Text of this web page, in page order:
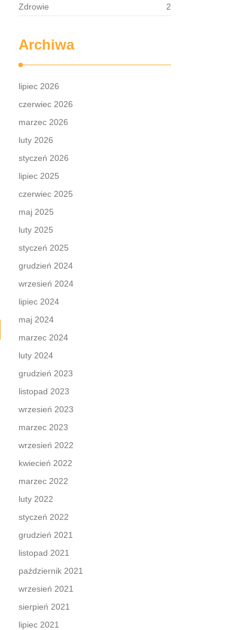
Zdrowie
2
Archiwa
lipiec 2026
czerwiec 2026
marzec 2026
luty 2026
styczeń 2026
lipiec 2025
czerwiec 2025
maj 2025
luty 2025
styczeń 2025
grudzień 2024
wrzesień 2024
lipiec 2024
maj 2024
marzec 2024
luty 2024
grudzień 2023
listopad 2023
wrzesień 2023
marzec 2023
wrzesień 2022
kwiecień 2022
marzec 2022
luty 2022
styczeń 2022
grudzień 2021
listopad 2021
październik 2021
wrzesień 2021
sierpień 2021
lipiec 2021